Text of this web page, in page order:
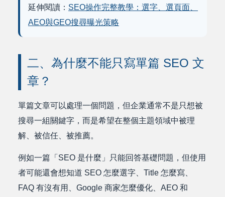
延伸閱讀： SEO操作完整教學：選字、選頁面、
AEO與GEO搜尋曝光策略
二、為什麼不能只寫單篇 SEO 文
章？
單篇文章可以處理一個問題，但企業通常不是只想被
搜尋一組關鍵字，而是希望在整個主題領域中被理
解、被信任、被推薦。
例如一篇「SEO 是什麼」只能回答基礎問題，但使用
者可能還會想知道 SEO 怎麼選字、Title 怎麼寫、
FAQ 有沒有用、Google 商家怎麼優化、AEO 和